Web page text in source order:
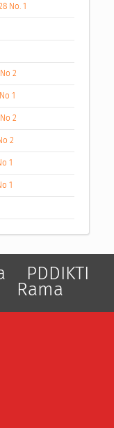
No. 1
2
1
2
2
1
1
PDDIKTI
Rama